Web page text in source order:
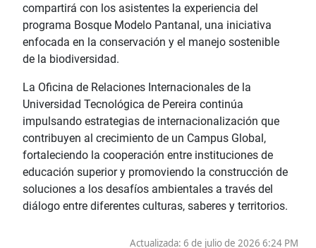
compartirá con los asistentes la experiencia del
programa Bosque Modelo Pantanal, una iniciativa
enfocada en la conservación y el manejo sostenible
de la biodiversidad.
La Oficina de Relaciones Internacionales de la
Universidad Tecnológica de Pereira continúa
impulsando estrategias de internacionalización que
contribuyen al crecimiento de un Campus Global,
fortaleciendo la cooperación entre instituciones de
educación superior y promoviendo la construcción de
soluciones a los desafíos ambientales a través del
diálogo entre diferentes culturas, saberes y territorios.
Actualizada: 6 de julio de 2026 6:24 PM